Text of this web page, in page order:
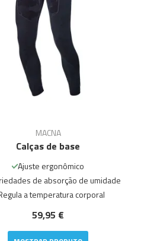
MACNA
Calças de base
Ajuste ergonômico
de absorção de umidade
a temperatura corporal
59,95 €